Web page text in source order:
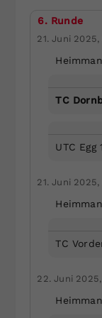
6. Runde
21. Juni 2025,
TC
UTC Egg 1
21. Juni 2025,
TC
22. Juni